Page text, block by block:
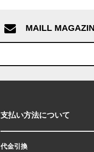
MAILL
支払い方法について
代金引換